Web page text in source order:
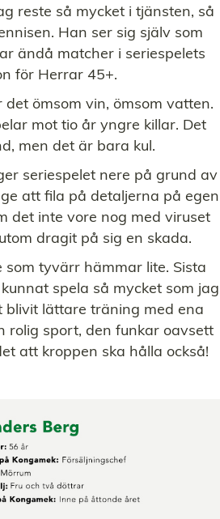
reste så mycket i tjänsten, så
Han ser sig själv som
ändå matcher i seriespelets
för Herrar 45+.
ömsom vin, ömsom vatten.
mot tio år yngre killar. Det
men det är bara kul.
seriespelet nere på grund av
att fila på detaljerna på egen
det inte vore nog med viruset
dragit på sig en skada.
som tyvärr hämmar lite. Sista
spela så mycket som jag
blivit lättare träning med ena
rolig sport, den funkar oavsett
att kroppen ska hålla också!